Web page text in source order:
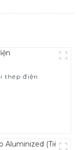
thép điện